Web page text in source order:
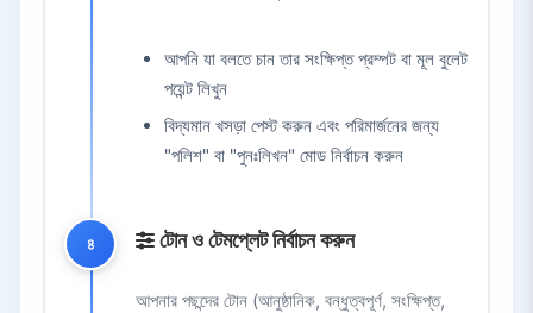
আপনি যা বলতে চান তার সংক্ষিপ্ত প্রম্পট বা মূল বুলেট
পয়েন্ট লিখুন
বিদ্যমান খসড়া পেস্ট করুন এবং পরিমার্জনের জন্য
"পলিশ" বা "পুনঃলিখন" মোড নির্বাচন করুন
৪ টোন ও টেমপ্লেট নির্বাচন করুন
আপনার পছন্দের টোন (আনুষ্ঠানিক, বন্ধুত্বপূর্ণ, সংক্ষিপ্ত,